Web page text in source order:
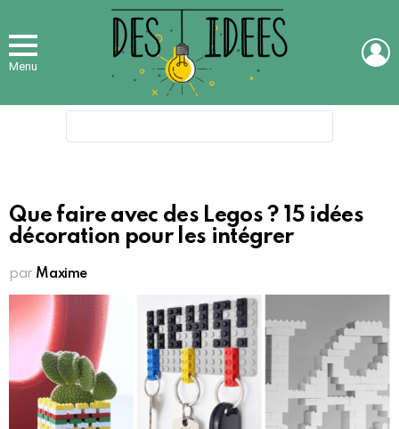
Menu
Que faire avec des Legos ? 15 idées
décoration pour les intégrer
par Maxime